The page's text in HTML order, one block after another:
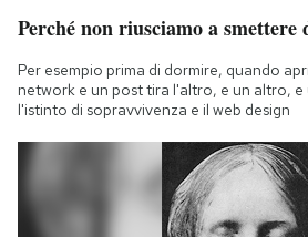
Perché non riusciamo a smettere
Per esempio prima di dormire, quando
network e un post tira l'altro, e un altro,
l'istinto di sopravvivenza e il web design